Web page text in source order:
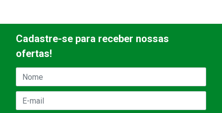
Cadastre-se para receber nossas
ofertas!